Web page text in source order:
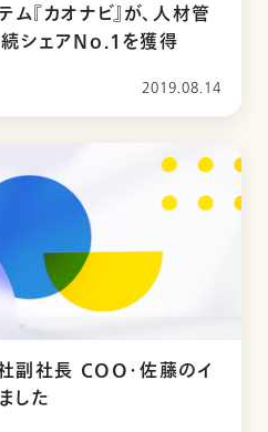
『カオナビ』が、人材管
シェアNo.1を獲得
2019.08.14
社長 COO・佐藤のイ
した